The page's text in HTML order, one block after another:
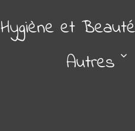
Hygiène et Beauté
Autres